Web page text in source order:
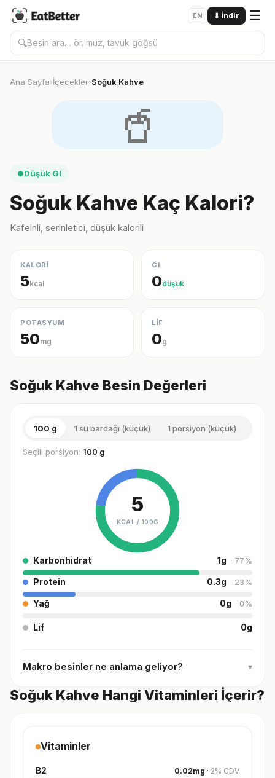
EN ⬇ İndir ☰
🔍
Ana Sayfa›İçecekler›Soğuk Kahve
🥤
●Düşük GI
Soğuk Kahve Kaç Kalori?
Kafeinli, serinletici, düşük kalorili
KALORİ
5kcal
GI
0düşük
POTASYUM
50mg
LİF
0g
Soğuk Kahve Besin Değerleri
100 g 1 su bardağı (küçük) 1 porsiyon (küçük)
Seçili porsiyon: 100 g
5
KCAL / 100G
Karbonhidrat 1g · 77%
Protein 0.3g · 23%
Yağ 0g · 0%
Lif 0g
Makro besinler ne anlama geliyor? ▾
Soğuk Kahve Hangi Vitaminleri İçerir?
Vitaminler
B2 0.02mg · 2% GDV